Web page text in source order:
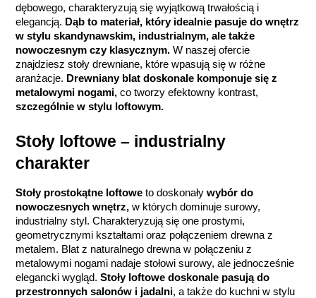
dębowego, charakteryzują się wyjątkową trwałością i
elegancją. Dąb to materiał, który idealnie pasuje do wnętrz
w stylu skandynawskim, industrialnym, ale także
nowoczesnym czy klasycznym. W naszej ofercie
znajdziesz stoły drewniane, które wpasują się w różne
aranżacje. Drewniany blat doskonale komponuje się z
metalowymi nogami,
szczególnie w stylu loftowym.
Stoły loftowe – industrialny
charakter
Stoły prostokątne loftowe to doskonały wybór do
nowoczesnych wnętrz, w których dominuje surowy,
industrialny styl. Charakteryzują się one prostymi,
geometrycznymi kształtami oraz połączeniem drewna z
metalem. Blat z naturalnego drewna w połączeniu z
metalowymi nogami nadaje stołowi surowy, ale jednocześnie
elegancki wygląd. Stoły loftowe doskonale pasują do
przestronnych salonów i jadalni, a także do kuchni w stylu